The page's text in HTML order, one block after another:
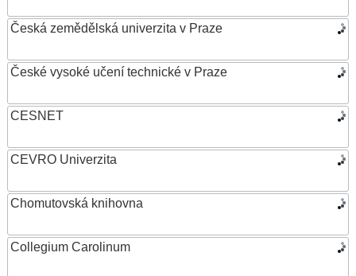
Česká zemědělská univerzita v Praze
České vysoké učení technické v Praze
CESNET
CEVRO Univerzita
Chomutovská knihovna
Collegium Carolinum